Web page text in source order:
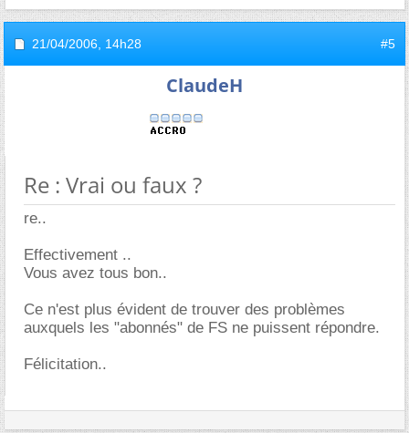
21/04/2006, 14h28 #5
ClaudeH
Re : Vrai ou faux ?
re..
Effectivement ..
Vous avez tous bon..
Ce n'est plus évident de trouver des problèmes
auxquels les "abonnés" de FS ne puissent répondre.
Félicitation..